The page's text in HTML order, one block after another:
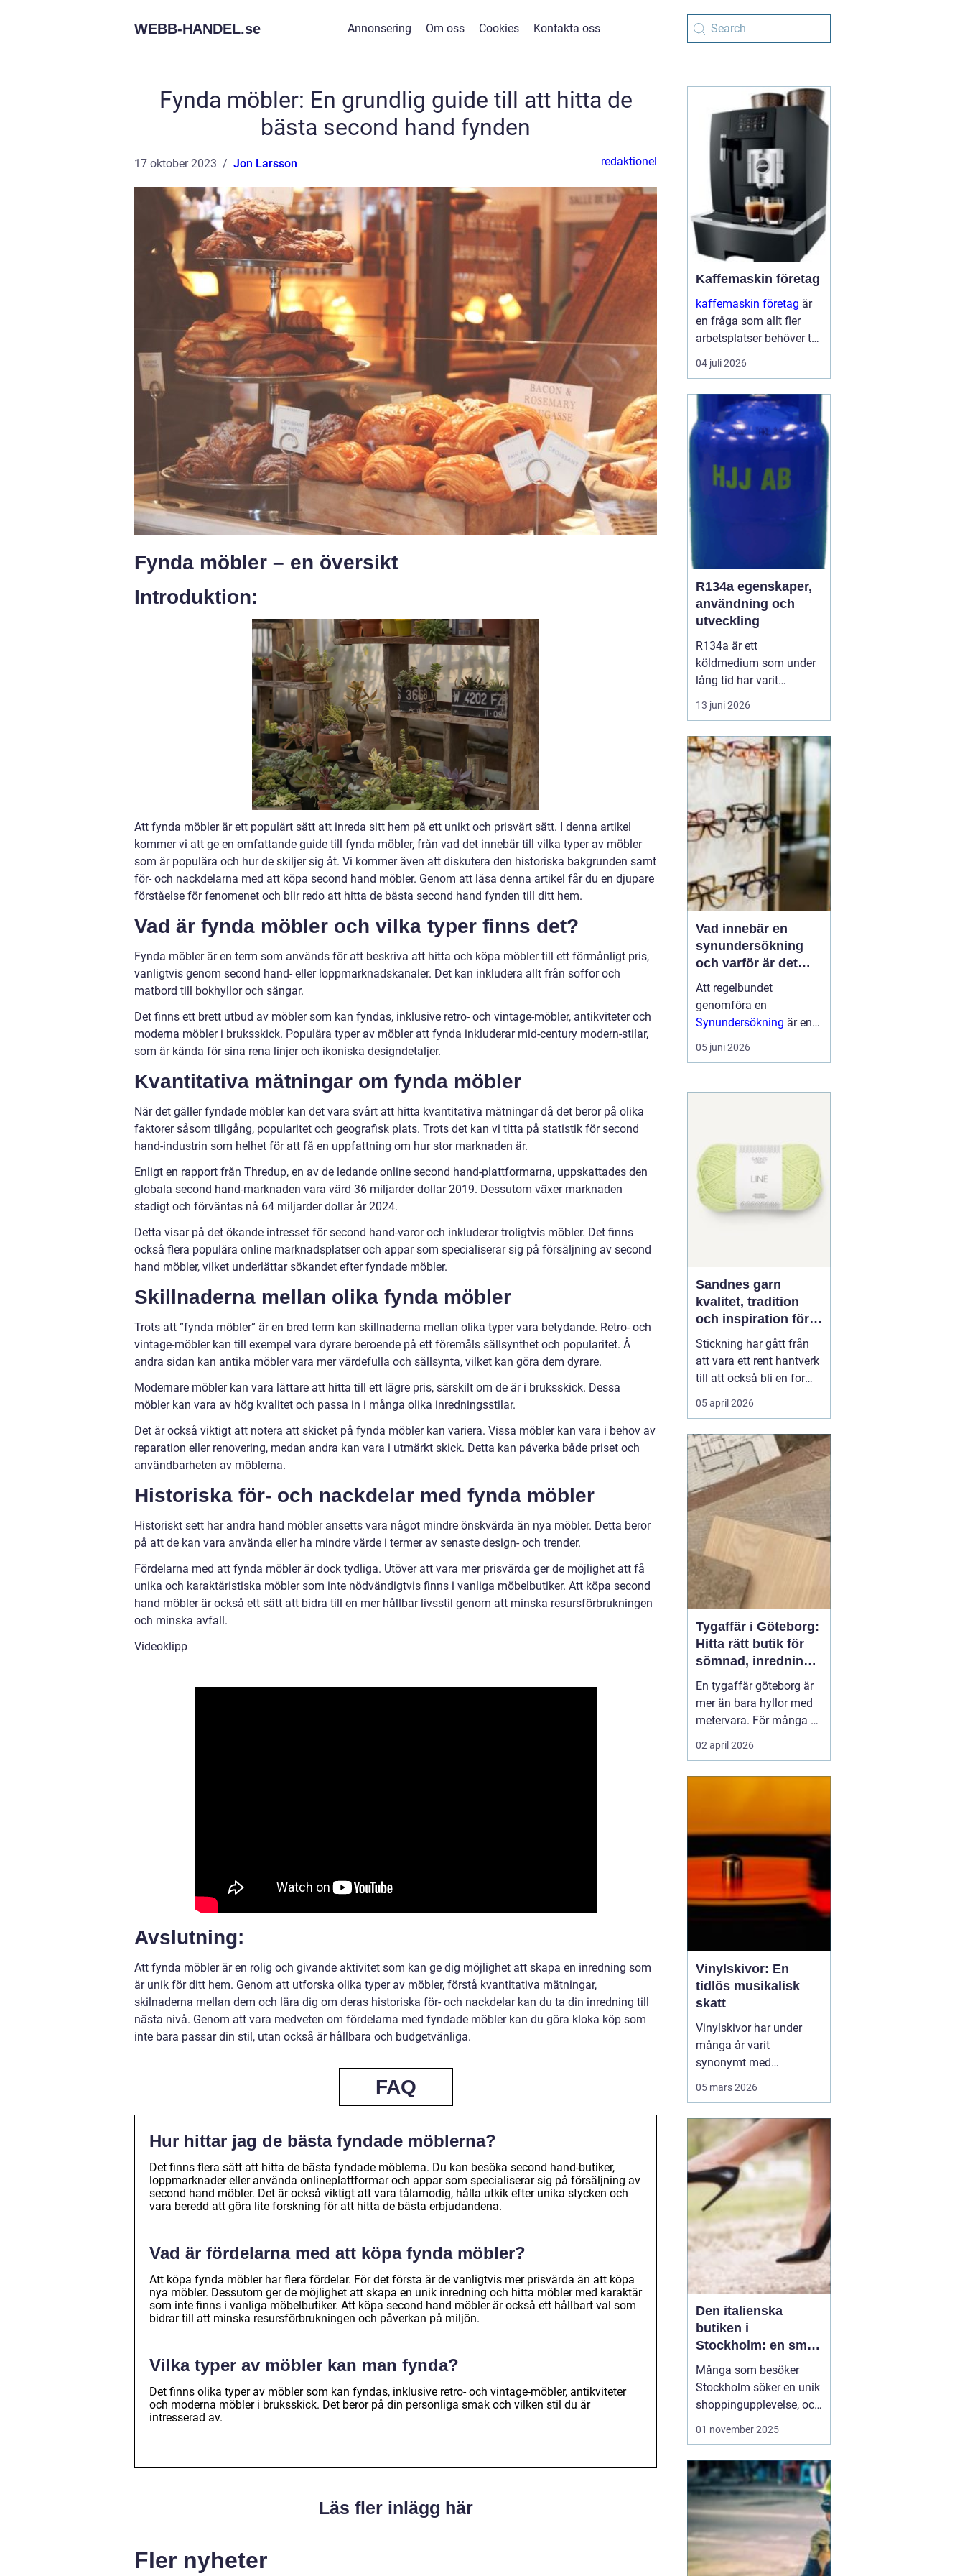
WEBB-HANDEL.se Annonsering Om oss Cookies Kontakta oss
Fynda möbler: En grundlig guide till att hitta de
bästa second hand fynden
17 oktober 2023 Jon Larsson redaktionel
Fynda möbler – en översikt
Introduktion:
Att fynda möbler är ett populärt sätt att inreda sitt hem på ett unikt och prisvärt sätt. I denna artikel
kommer vi att ge en omfattande guide till fynda möbler, från vad det innebär till vilka typer av möbler
som är populära och hur de skiljer sig åt. Vi kommer även att diskutera den historiska bakgrunden samt
för- och nackdelarna med att köpa second hand möbler. Genom att läsa denna artikel får du en djupare
förståelse för fenomenet och blir redo att hitta de bästa second hand fynden till ditt hem.
Vad är fynda möbler och vilka typer finns det?
Fynda möbler är en term som används för att beskriva att hitta och köpa möbler till ett förmånligt pris,
vanligtvis genom second hand- eller loppmarknadskanaler. Det kan inkludera allt från soffor och
matbord till bokhyllor och sängar.
Det finns ett brett utbud av möbler som kan fyndas, inklusive retro- och vintage-möbler, antikviteter och
moderna möbler i bruksskick. Populära typer av möbler att fynda inkluderar mid-century modern-stilar,
som är kända för sina rena linjer och ikoniska designdetaljer.
Kvantitativa mätningar om fynda möbler
När det gäller fyndade möbler kan det vara svårt att hitta kvantitativa mätningar då det beror på olika
faktorer såsom tillgång, popularitet och geografisk plats. Trots det kan vi titta på statistik för second
hand-industrin som helhet för att få en uppfattning om hur stor marknaden är.
Enligt en rapport från Thredup, en av de ledande online second hand-plattformarna, uppskattades den
globala second hand-marknaden vara värd 36 miljarder dollar 2019. Dessutom växer marknaden
stadigt och förväntas nå 64 miljarder dollar år 2024.
Detta visar på det ökande intresset för second hand-varor och inkluderar troligtvis möbler. Det finns
också flera populära online marknadsplatser och appar som specialiserar sig på försäljning av second
hand möbler, vilket underlättar sökandet efter fyndade möbler.
Skillnaderna mellan olika fynda möbler
Trots att ”fynda möbler” är en bred term kan skillnaderna mellan olika typer vara betydande. Retro- och
vintage-möbler kan till exempel vara dyrare beroende på ett föremåls sällsynthet och popularitet. Å
andra sidan kan antika möbler vara mer värdefulla och sällsynta, vilket kan göra dem dyrare.
Modernare möbler kan vara lättare att hitta till ett lägre pris, särskilt om de är i bruksskick. Dessa
möbler kan vara av hög kvalitet och passa in i många olika inredningsstilar.
Det är också viktigt att notera att skicket på fynda möbler kan variera. Vissa möbler kan vara i behov av
reparation eller renovering, medan andra kan vara i utmärkt skick. Detta kan påverka både priset och
användbarheten av möblerna.
Historiska för- och nackdelar med fynda möbler
Historiskt sett har andra hand möbler ansetts vara något mindre önskvärda än nya möbler. Detta beror
på att de kan vara använda eller ha mindre värde i termer av senaste design- och trender.
Fördelarna med att fynda möbler är dock tydliga. Utöver att vara mer prisvärda ger de möjlighet att få
unika och karaktäristiska möbler som inte nödvändigtvis finns i vanliga möbelbutiker. Att köpa second
hand möbler är också ett sätt att bidra till en mer hållbar livsstil genom att minska resursförbrukningen
och minska avfall.
Videoklipp
Avslutning:
Att fynda möbler är en rolig och givande aktivitet som kan ge dig möjlighet att skapa en inredning som
är unik för ditt hem. Genom att utforska olika typer av möbler, förstå kvantitativa mätningar,
skilnaderna mellan dem och lära dig om deras historiska för- och nackdelar kan du ta din inredning till
nästa nivå. Genom att vara medveten om fördelarna med fyndade möbler kan du göra kloka köp som
inte bara passar din stil, utan också är hållbara och budgetvänliga.
FAQ
Hur hittar jag de bästa fyndade möblerna?
Det finns flera sätt att hitta de bästa fyndade möblerna. Du kan besöka second hand-butiker,
loppmarknader eller använda onlineplattformar och appar som specialiserar sig på försäljning av
second hand möbler. Det är också viktigt att vara tålamodig, hålla utkik efter unika stycken och
vara beredd att göra lite forskning för att hitta de bästa erbjudandena.
Vad är fördelarna med att köpa fynda möbler?
Att köpa fynda möbler har flera fördelar. För det första är de vanligtvis mer prisvärda än att köpa
nya möbler. Dessutom ger de möjlighet att skapa en unik inredning och hitta möbler med karaktär
som inte finns i vanliga möbelbutiker. Att köpa second hand möbler är också ett hållbart val som
bidrar till att minska resursförbrukningen och påverkan på miljön.
Vilka typer av möbler kan man fynda?
Det finns olika typer av möbler som kan fyndas, inklusive retro- och vintage-möbler, antikviteter
och moderna möbler i bruksskick. Det beror på din personliga smak och vilken stil du är
intresserad av.
Läs fler inlägg här
Fler nyheter
Kaffemaskin företag
kaffemaskin företag är
en fråga som allt fler
arbetsplatser behöver ta
på allvar när de vill
skapa en trivsam och
genomtänkt lösning för
kaffe på jobbet gör
skillnad för allt ...
04 juli 2026
R134a egenskaper,
användning och
utveckling
R134a är ett
köldmedium som under
lång tid har varit
standard i många kyl-
och AC-system. Det
luftkonditionering till
kommersiella frysar och
utrustning. Samtidigt
r...
13 juni 2026
Vad innebär en
synundersökning
och varför är det
viktigt?
Att regelbundet
genomföra en
Synundersökning är en
viktig del av att ta hand
om sin ögonhälsa. Vid
ögonläkare eller
05 juni 2026
Sandnes garn
kvalitet, tradition
och inspiration för
alla som älskar att
sticka
Stickning har gått från
att vara ett rent hantverk
till att också bli en form
av vila, kreativitet och
självhushållning. I
känslan i handen, hur
maskorna lägger sig och
hur plagget håller över
tid. Bland alla alternativ
som finns...
05 april 2026
Tygaffär i Göteborg:
Hitta rätt butik för
sömnad, inredning
och kreativitet
En tygaffär göteborg är
mer än bara hyllor med
metervara. För många är
butiken en kreativ
verkstad, en rådgivare
02 april 2026
Vinylskivor: En
tidlös musikalisk
skatt
Vinylskivor har under
många år varit
synonymt med
framväxten av nya
former av musikmedia,
fortsätter dessa skivor
att fascinera och locka
en allt större...
05 mars 2026
Den italienska
butiken i
Stockholm: en smak
av italien i hjärtat av
sverige
Många som besöker
Stockholm söker en unik
shoppingupplevelse, och
en italiensk butik i
produkter från
modevärldens hjärta,
erbjuder butiken mycket
mer än det vanlig...
01 november 2025